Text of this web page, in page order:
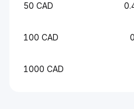
50 CAD
100 CAD
1000 CAD